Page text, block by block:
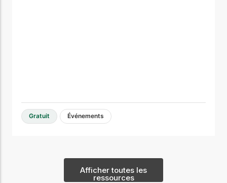
Gratuit Événements
Afficher toutes les
ressources